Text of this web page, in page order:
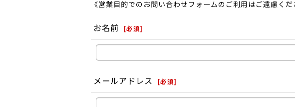
《営業目的でのお問い合わせフォームのご利用はご遠慮くだ
お名前 [必須]
メールアドレス [必須]